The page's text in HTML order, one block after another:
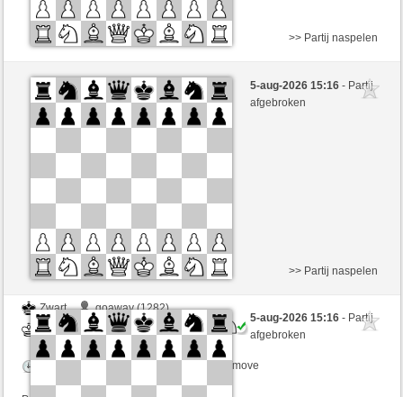
Zwart
kasharomero (1223)
Wit
mnauerATgmxCH (1352)
>> Partij naspelen
5-aug-2026 15:16- Partij
afgebroken
Zwart
goaway (1282)
Wit
mnauerATgmxCH (1352)
Speelduur: 3 minutes/side + 2 seconds/move
>> Partij naspelen
5-aug-2026 15:16- Partij
afgebroken